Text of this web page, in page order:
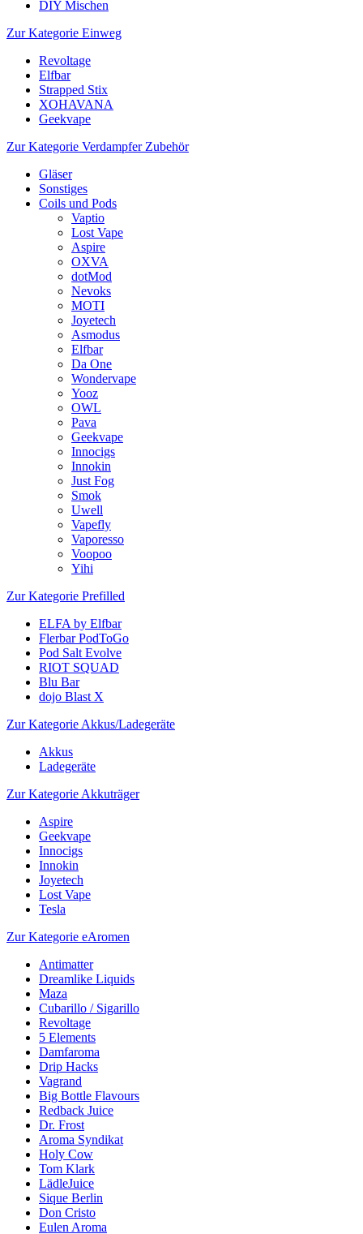
DIY Mischen
Zur Kategorie Einweg
Revoltage
Elfbar
Strapped Stix
XOHAVANA
Geekvape
Zur Kategorie Verdampfer Zubehör
Gläser
Sonstiges
Coils und Pods
Vaptio
Lost Vape
Aspire
OXVA
dotMod
Nevoks
MOTI
Joyetech
Asmodus
Elfbar
Da One
Wondervape
Yooz
OWL
Pava
Geekvape
Innocigs
Innokin
Just Fog
Smok
Uwell
Vapefly
Vaporesso
Voopoo
Yihi
Zur Kategorie Prefilled
ELFA by Elfbar
Flerbar PodToGo
Pod Salt Evolve
RIOT SQUAD
Blu Bar
dojo Blast X
Zur Kategorie Akkus/Ladegeräte
Akkus
Ladegeräte
Zur Kategorie Akkuträger
Aspire
Geekvape
Innocigs
Innokin
Joyetech
Lost Vape
Tesla
Zur Kategorie eAromen
Antimatter
Dreamlike Liquids
Maza
Cubarillo / Sigarillo
Revoltage
5 Elements
Damfaroma
Drip Hacks
Vagrand
Big Bottle Flavours
Redback Juice
Dr. Frost
Aroma Syndikat
Holy Cow
Tom Klark
LädleJuice
Sique Berlin
Don Cristo
Eulen Aroma